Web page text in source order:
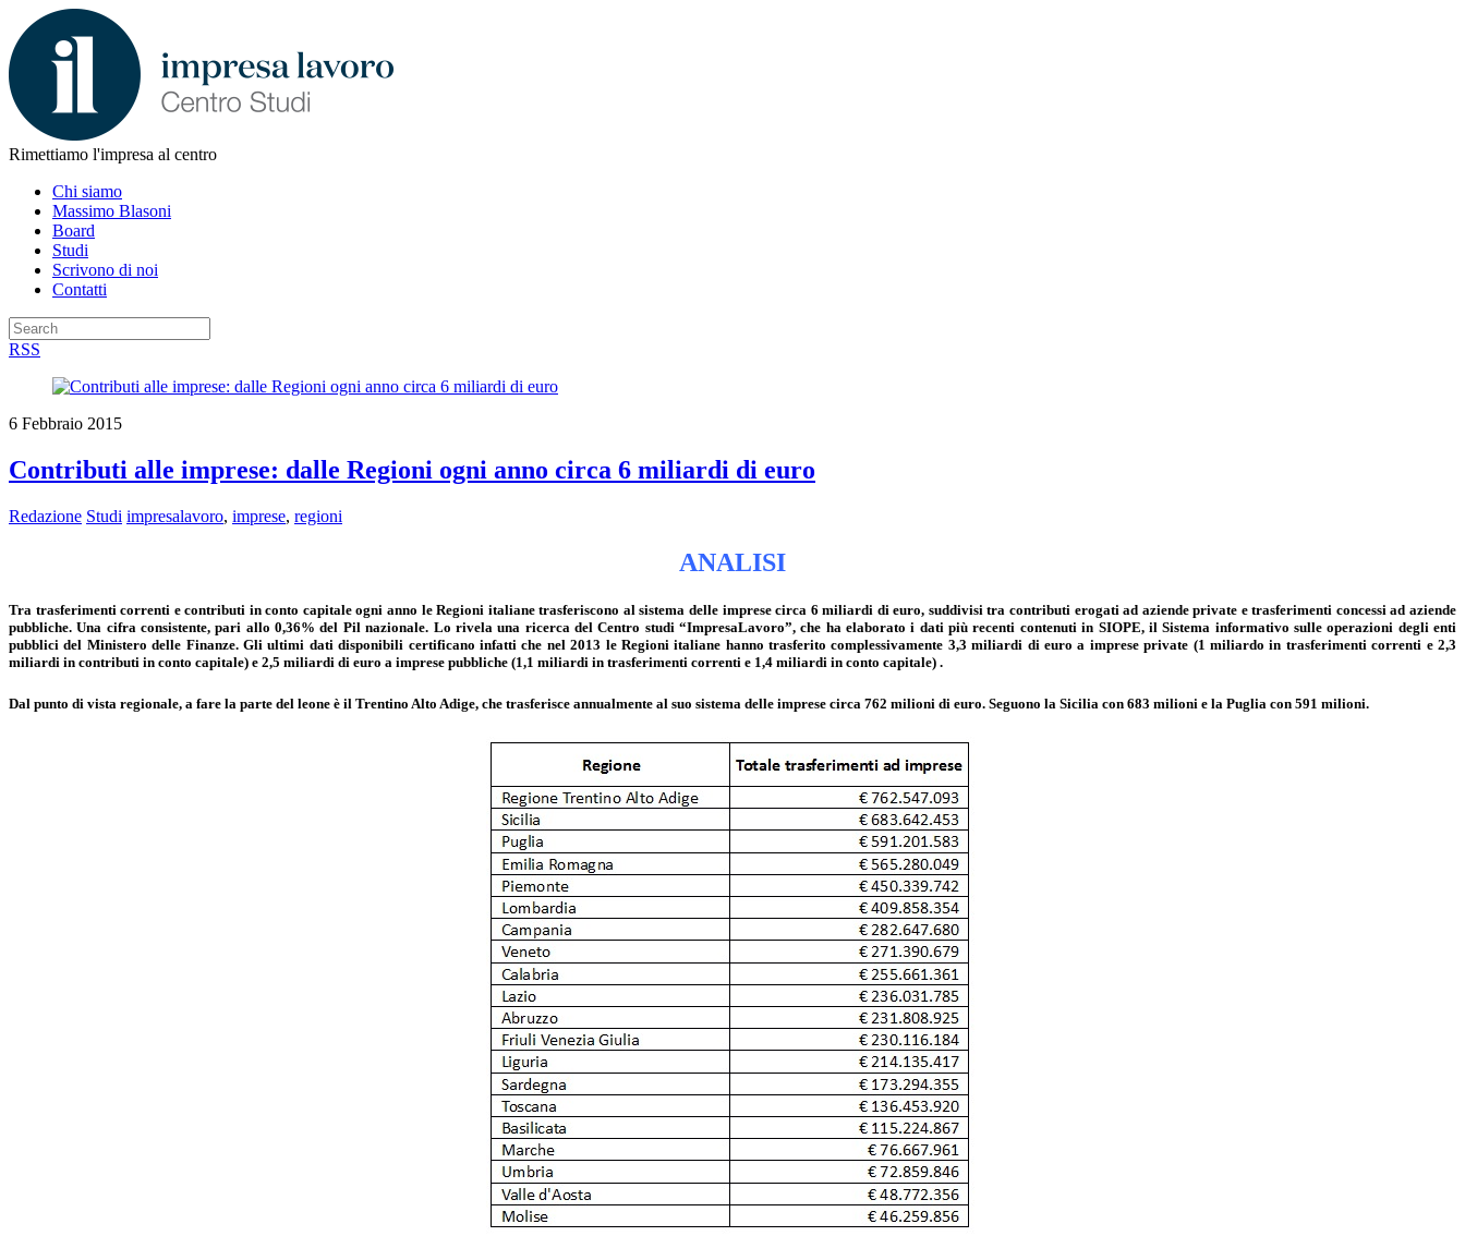
Rimettiamo l'impresa al centro
Chi siamo
Massimo Blasoni
Board
Studi
Scrivono di noi
Contatti
RSS
6 Febbraio 2015
Contributi alle imprese: dalle Regioni ogni anno circa 6 miliardi di euro
Redazione Studi impresalavoro, imprese, regioni
ANALISI
Tra trasferimenti correnti e contributi in conto capitale ogni anno le Regioni italiane trasferiscono al sistema delle imprese circa 6 miliardi di euro, suddivisi tra contributi erogati ad aziende private e trasferimenti concessi ad aziende
pubbliche. Una cifra consistente, pari allo 0,36% del Pil nazionale. Lo rivela una ricerca del Centro studi “ImpresaLavoro”, che ha elaborato i dati più recenti contenuti in SIOPE, il Sistema informativo sulle operazioni degli enti
pubblici del Ministero delle Finanze. Gli ultimi dati disponibili certificano infatti che nel 2013 le Regioni italiane hanno trasferito complessivamente 3,3 miliardi di euro a imprese private (1 miliardo in trasferimenti correnti e 2,3
miliardi in contributi in conto capitale) e 2,5 miliardi di euro a imprese pubbliche (1,1 miliardi in trasferimenti correnti e 1,4 miliardi in conto capitale) .
Dal punto di vista regionale, a fare la parte del leone è il Trentino Alto Adige, che trasferisce annualmente al suo sistema delle imprese circa 762 milioni di euro. Seguono la Sicilia con 683 milioni e la Puglia con 591 milioni.